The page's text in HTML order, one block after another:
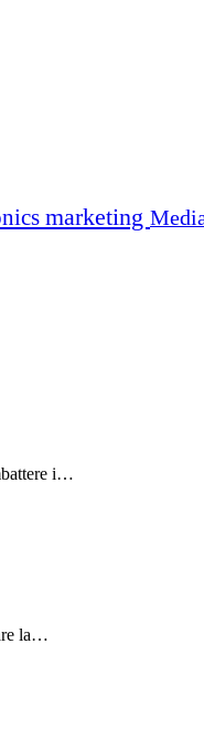
marketing
i…
la…